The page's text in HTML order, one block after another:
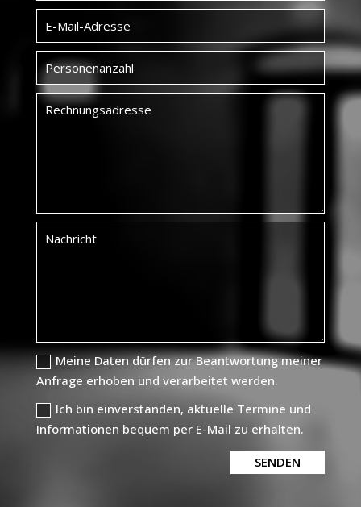
Meine Daten dürfen zur Beantwortung meiner
Anfrage erhoben und verarbeitet werden.
Ich bin einverstanden, aktuelle Termine und
Informationen bequem per E-Mail zu erhalten.
SENDEN